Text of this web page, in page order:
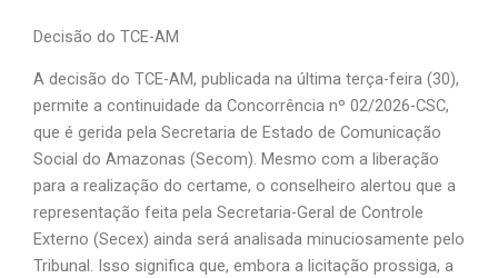
Decisão do TCE-AM
A decisão do TCE-AM, publicada na última terça-feira (30),
permite a continuidade da Concorrência nº 02/2026-CSC,
que é gerida pela Secretaria de Estado de Comunicação
Social do Amazonas (Secom). Mesmo com a liberação
para a realização do certame, o conselheiro alertou que a
representação feita pela Secretaria-Geral de Controle
Externo (Secex) ainda será analisada minuciosamente pelo
Tribunal. Isso significa que, embora a licitação prossiga, a